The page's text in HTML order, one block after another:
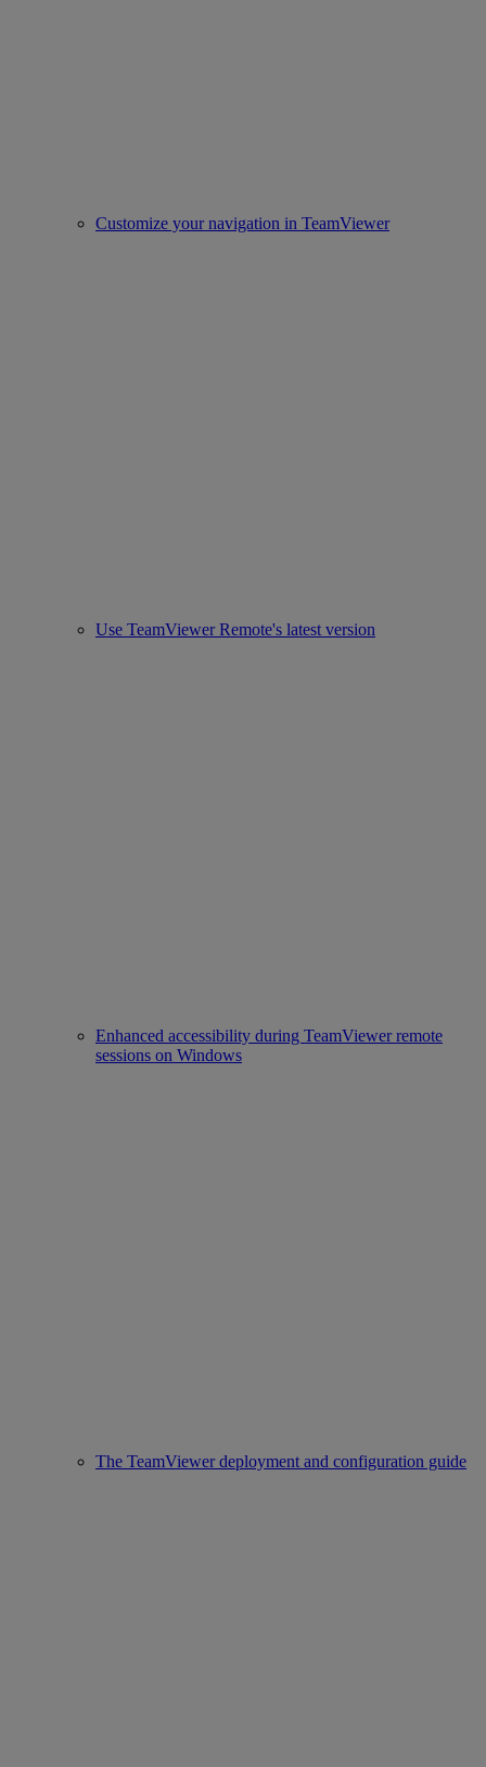
Customize your navigation in TeamViewer
Use TeamViewer Remote's latest version
Enhanced accessibility during TeamViewer remote
sessions on Windows
The TeamViewer deployment and configuration guide